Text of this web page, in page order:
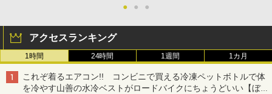
● ● ●
アクセスランキング
1時間 24時間 1週間 1カ月
これぞ着るエアコン!! コンビニで買える冷凍ペットボトルで体
を冷やす山善の水冷ベストがロードバイクにちょうどいい【ぼっ